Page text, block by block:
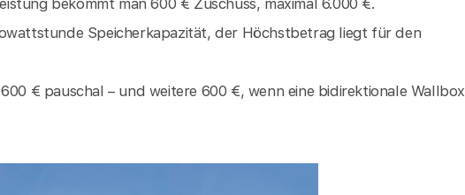
bekommt man 600 € Zuschuss, maximal 6.000 €.
Speicherkapazität, der Höchstbetrag liegt für den
€ pauschal – und weitere 600 €, wenn eine bidirektionale Wallbox